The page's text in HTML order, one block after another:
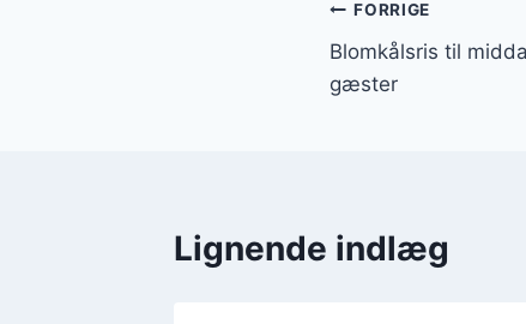
FORRIGE
Blomkålsris til
gæster
Lignende indlæg